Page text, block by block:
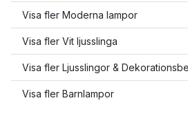
Visa fler Moderna lampor
Visa fler Vit ljusslinga
Visa fler Ljusslingor &
Visa fler Barnlampor